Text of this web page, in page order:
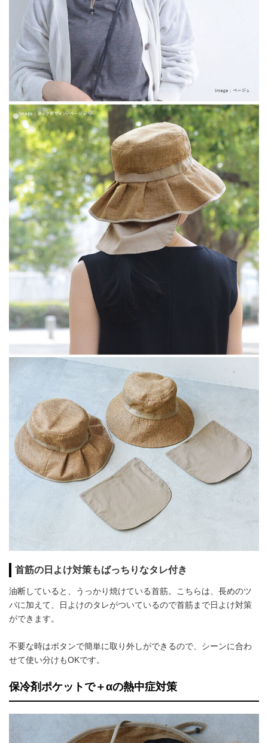
首筋の日よけ対策もばっちりなタレ付き
油断していると、うっかり焼けている首筋。こちらは、長めのツ
バに加えて、日よけのタレがついているので首筋まで日よけ対策
ができます。
不要な時はボタンで簡単に取り外しができるので、シーンに合わ
せて使い分けもOKです。
保冷剤ポケットで＋αの熱中症対策